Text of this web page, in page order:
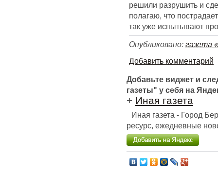
решили разрушить и
полагаю, что
так уже испытывают
Опубликовано: газета
Добавить комментарий
Добавьте виджет и
газеты" у себя на
+ Иная газета
Иная газета - Город
ресурс, ежедневные